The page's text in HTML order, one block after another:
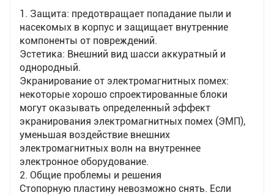
степень электромагнитного экранирования,
чтобы уменьшить воздействие внешних
электромагнитных волн на электронные
устройства внутри корпуса.
Повышение стабильности: хорошее
электромагнитное экранирование помогает
повысить стабильность и надежность системы и
уменьшить количество сбоев системы,
вызванных электромагнитными помехами.
1. Защита: предотвращает попадание пыли и
насекомых в корпус и защищает внутренние
компоненты от повреждений.
Эстетика: Внешний вид шасси аккуратный и
однородный.
Экранирование от электромагнитных помех:
некоторые хорошо спроектированные блоки
могут оказывать определенный эффект
экранирования электромагнитных помех (ЭМП),
уменьшая воздействие внешних
электромагнитных волн на внутреннее
электронное оборудование.
2. Общие проблемы и решения
Стопорную пластину невозможно снять. Если